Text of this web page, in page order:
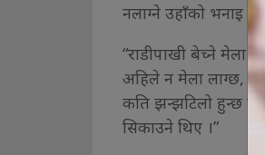
नलाग्ने उहाँको भनाइ
“राडीपाखी बेच्ने मेला
अहिले न मेला लाग्छ, न
कति झन्झटिलो हुन्छ
सिकाउने थिए ।”